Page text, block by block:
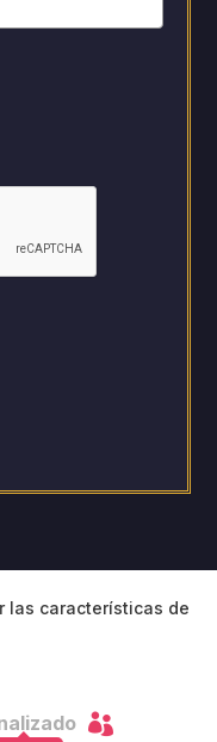
las características de
